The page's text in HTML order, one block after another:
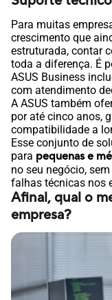
Para muitas
crescimento que
estruturada, contar
toda a diferença. É
ASUS Business
com atendimento
A ASUS também
por até cinco anos,
compatibilidade a
Esse conjunto de
para pequenas e
no seu negócio,
falhas técnicas nos
Afinal, qual o
empresa?